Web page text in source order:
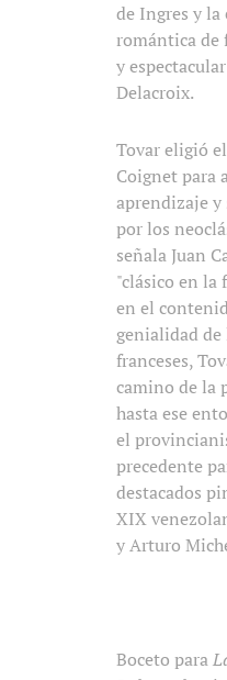
de Ingres y la
romántica de
y
Delacroix.
Tovar eligió
Coignet para
aprendizaje
por los
señala Juan
"clásico en la
en el
genialidad de
franceses,
camino de la
hasta ese
el
precedente
destacados
XIX
y Arturo
Boceto para